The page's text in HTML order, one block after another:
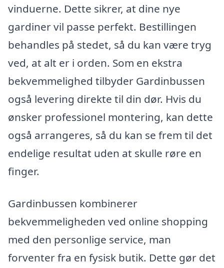
vinduerne. Dette sikrer, at dine nye
gardiner vil passe perfekt. Bestillingen
behandles på stedet, så du kan være tryg
ved, at alt er i orden. Som en ekstra
bekvemmelighed tilbyder Gardinbussen
også levering direkte til din dør. Hvis du
ønsker professionel montering, kan dette
også arrangeres, så du kan se frem til det
endelige resultat uden at skulle røre en
finger.
Gardinbussen kombinerer
bekvemmeligheden ved online shopping
med den personlige service, man
forventer fra en fysisk butik. Dette gør det